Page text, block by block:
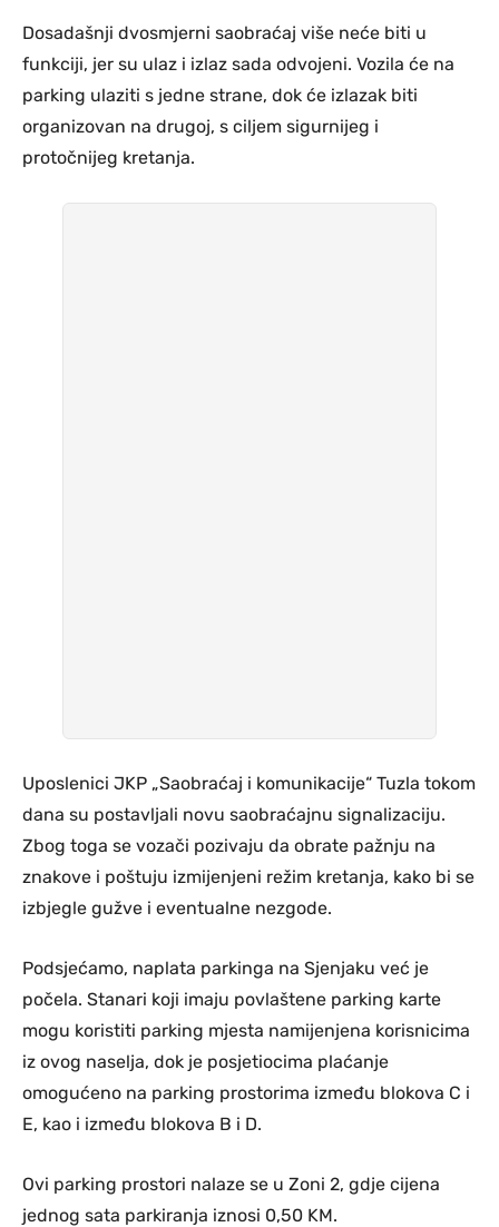
Dosadašnji dvosmjerni saobraćaj više neće biti u
funkciji, jer su ulaz i izlaz sada odvojeni. Vozila će na
parking ulaziti s jedne strane, dok će izlazak biti
organizovan na drugoj, s ciljem sigurnijeg i
protočnijeg kretanja.
Uposlenici JKP „Saobraćaj i komunikacije“ Tuzla tokom
dana su postavljali novu saobraćajnu signalizaciju.
Zbog toga se vozači pozivaju da obrate pažnju na
znakove i poštuju izmijenjeni režim kretanja, kako bi se
izbjegle gužve i eventualne nezgode.
Podsjećamo, naplata parkinga na Sjenjaku već je
počela. Stanari koji imaju povlaštene parking karte
mogu koristiti parking mjesta namijenjena korisnicima
iz ovog naselja, dok je posjetiocima plaćanje
omogućeno na parking prostorima između blokova C i
E, kao i između blokova B i D.
Ovi parking prostori nalaze se u Zoni 2, gdje cijena
jednog sata parkiranja iznosi 0,50 KM.